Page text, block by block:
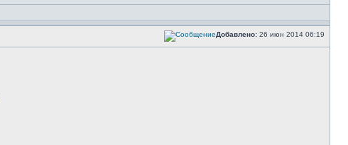
Добавлено: 26 июн 2014 06:19